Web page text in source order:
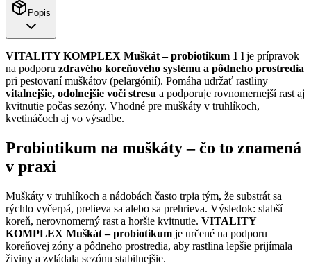
Popis
VITALITY KOMPLEX Muškát – probiotikum 1 l je prípravok
na podporu zdravého koreňového systému a pôdneho prostredia
pri pestovaní muškátov (pelargónií). Pomáha udržať rastliny
vitalnejšie, odolnejšie voči stresu a podporuje rovnomernejší rast aj
kvitnutie počas sezóny. Vhodné pre muškáty v truhlíkoch,
kvetináčoch aj vo výsadbe.
Probiotikum na muškáty – čo to znamená
v praxi
Muškáty v truhlíkoch a nádobách často trpia tým, že substrát sa
rýchlo vyčerpá, prelieva sa alebo sa prehrieva. Výsledok: slabší
koreň, nerovnomerný rast a horšie kvitnutie. VITALITY
KOMPLEX Muškát – probiotikum je určené na podporu
koreňovej zóny a pôdneho prostredia, aby rastlina lepšie prijímala
živiny a zvládala sezónu stabilnejšie.